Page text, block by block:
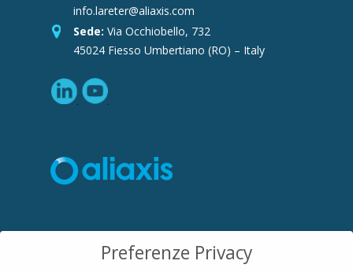
info.lareter@aliaxis.com
Sede: Via Occhiobello, 732
45024 Fiesso Umbertiano (RO) – Italy
Preferenze Privacy